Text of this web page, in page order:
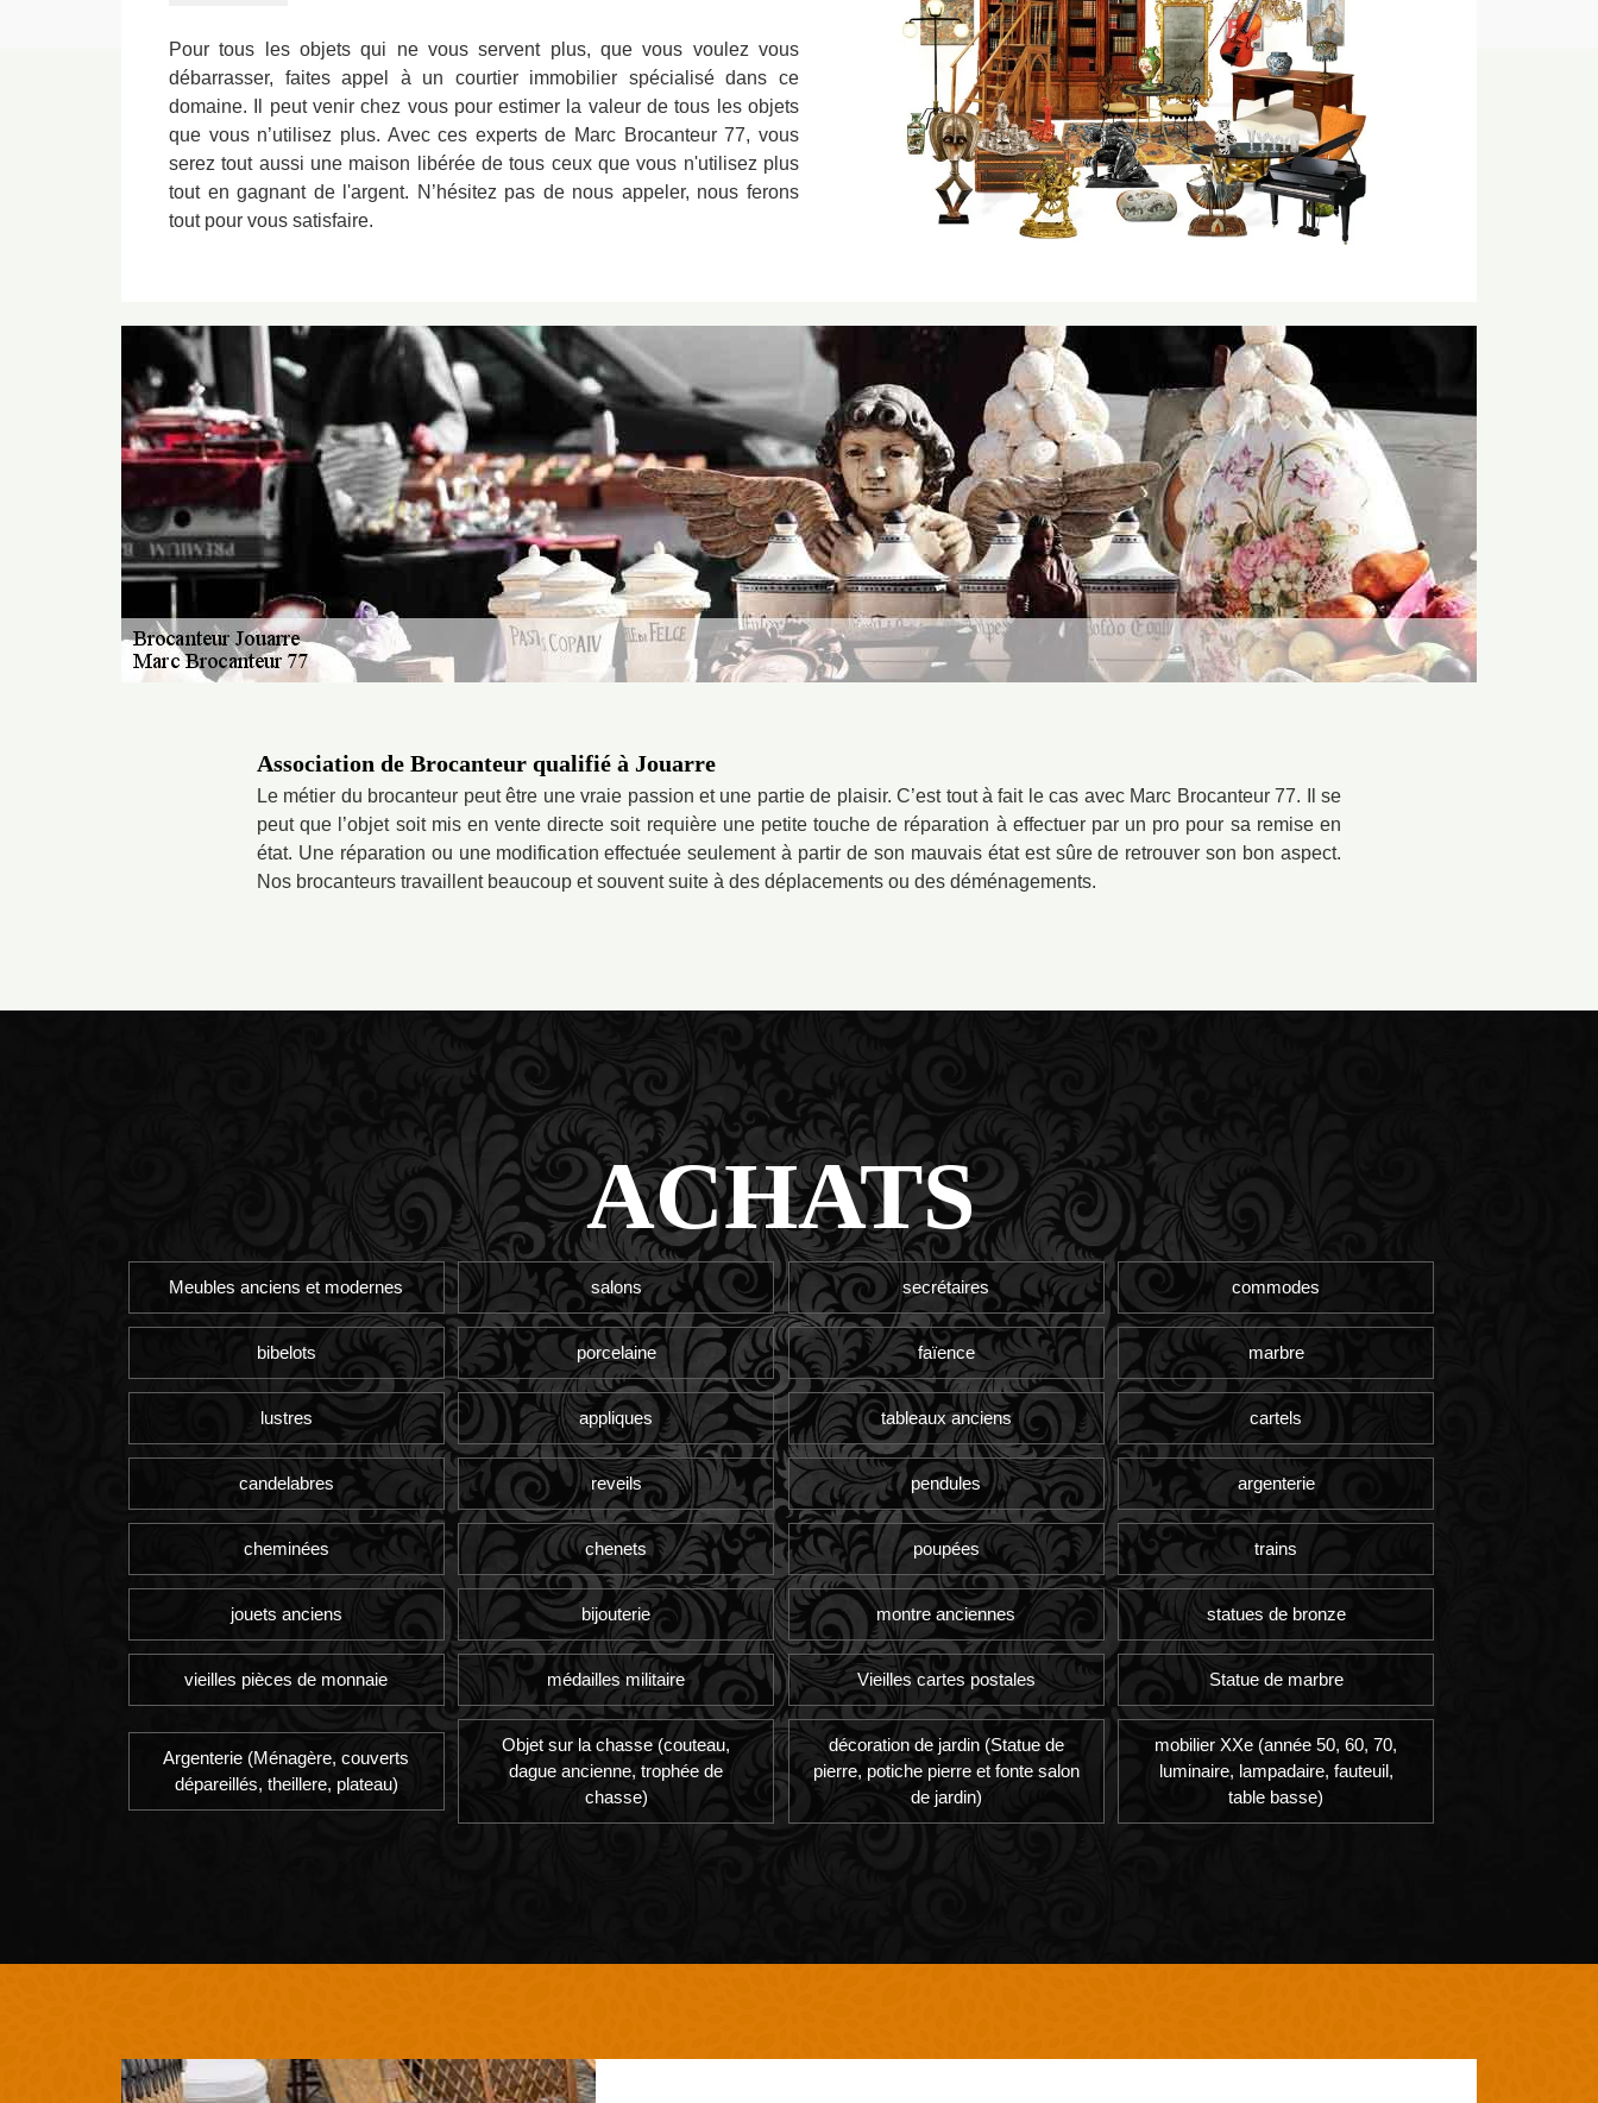
Pour tous les objets qui ne vous servent plus, que vous voulez vous
débarrasser, faites appel à un courtier immobilier spécialisé dans ce
domaine. Il peut venir chez vous pour estimer la valeur de tous les objets
que vous n’utilisez plus. Avec ces experts de Marc Brocanteur 77, vous
serez tout aussi une maison libérée de tous ceux que vous n'utilisez plus
tout en gagnant de l'argent. N’hésitez pas de nous appeler, nous ferons
tout pour vous satisfaire.
Association de Brocanteur qualifié à Jouarre
Le métier du brocanteur peut être une vraie passion et une partie de plaisir. C’est tout à fait le cas avec Marc Brocanteur 77. Il se
peut que l’objet soit mis en vente directe soit requière une petite touche de réparation à effectuer par un pro pour sa remise en
état. Une réparation ou une modification effectuée seulement à partir de son mauvais état est sûre de retrouver son bon aspect.
Nos brocanteurs travaillent beaucoup et souvent suite à des déplacements ou des déménagements.
ACHATS
Meubles anciens et modernes salons secrétaires commodes
bibelots porcelaine faïence marbre
lustres appliques tableaux anciens cartels
candelabres reveils pendules argenterie
cheminées chenets poupées trains
jouets anciens bijouterie montre anciennes statues de bronze
vieilles pièces de monnaie médailles militaire Vieilles cartes postales Statue de marbre
Argenterie (Ménagère, couverts
dépareillés, theillere, plateau)
Objet sur la chasse (couteau,
dague ancienne, trophée de
chasse)
décoration de jardin (Statue de
pierre, potiche pierre et fonte salon
de jardin)
mobilier XXe (année 50, 60, 70,
luminaire, lampadaire, fauteuil,
table basse)